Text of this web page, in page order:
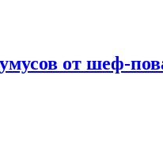
от шеф-